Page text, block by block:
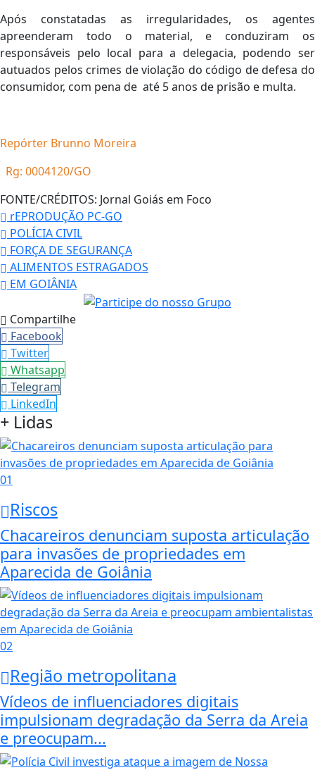
Após constatadas as irregularidades, os agentes
apreenderam todo o material, e conduziram os
responsáveis pelo local para a delegacia, podendo ser
autuados pelos crimes de violação do código de defesa do
consumidor, com pena de até 5 anos de prisão e multa.
Repórter Brunno Moreira
Rg: 0004120/GO
FONTE/CRÉDITOS: Jornal Goiás em Foco
rEPRODUÇÃO PC-GO
POLÍCIA CIVIL
FORÇA DE SEGURANÇA
ALIMENTOS ESTRAGADOS
EM GOIÂNIA
Compartilhe
Facebook
Twitter
Whatsapp
Telegram
LinkedIn
+ Lidas
01
Riscos
Chacareiros denunciam suposta articulação
para invasões de propriedades em
Aparecida de Goiânia
02
Região metropolitana
Vídeos de influenciadores digitais
impulsionam degradação da Serra da Areia
e preocupam...